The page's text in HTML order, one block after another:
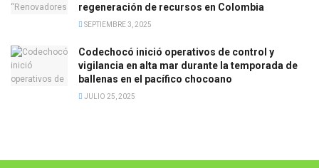
regeneración de recursos en Colombia
SEPTIEMBRE 3, 2025
Codechocó inició operativos de control y
vigilancia en alta mar durante la temporada de
ballenas en el pacífico chocoano
JULIO 25, 2025